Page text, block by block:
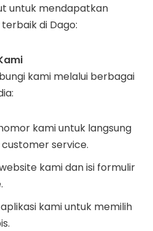
untuk mendapatkan
di Dago:
kami melalui berbagai
kami untuk langsung
service.
kami dan isi formulir
kami untuk memilih